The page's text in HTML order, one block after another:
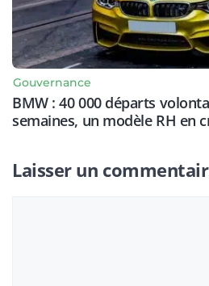
Gouvernance
BMW : 40 000 départs
semaines, un modèle RH en
Laisser un